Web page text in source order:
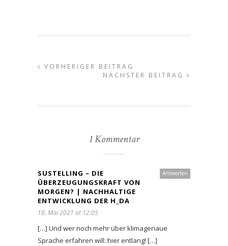
VORHERIGER BEITRAG
NÄCHSTER BEITRAG
1 Kommentar
Antworten
SUSTELLING – DIE
ÜBERZEUGUNGSKRAFT VON
MORGEN? | NACHHALTIGE
ENTWICKLUNG DER H_DA
18. Mai 2021 at 12:05
[…] Und wer noch mehr über klimagenaue
Sprache erfahren will: hier entlang! […]